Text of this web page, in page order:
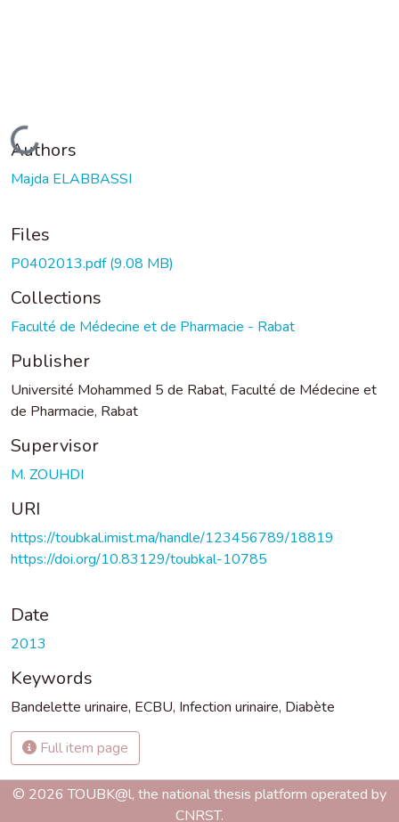
Loading...
Authors
Majda ELABBASSI
Files
P0402013.pdf(9.08 MB)
Collections
Faculté de Médecine et de Pharmacie - Rabat
Publisher
Université Mohammed 5 de Rabat, Faculté de Médecine et
de Pharmacie, Rabat
Supervisor
M. ZOUHDI
URI
https://toubkal.imist.ma/handle/123456789/18819
https://doi.org/10.83129/toubkal-10785
Date
2013
Keywords
Bandelette urinaire, ECBU, Infection urinaire, Diabète
Full item page
© 2026 TOUBK@l, the national thesis platform operated by
CNRST.